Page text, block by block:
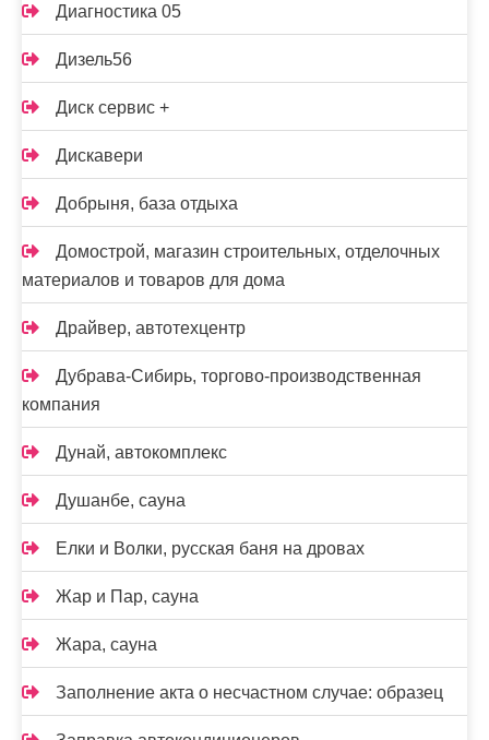
Диагностика 05
Дизель56
Диск сервис +
Дискавери
Добрыня, база отдыха
Домострой, магазин строительных, отделочных
материалов и товаров для дома
Драйвер, автотехцентр
Дубрава-Сибирь, торгово-производственная
компания
Дунай, автокомплекс
Душанбе, сауна
Елки и Волки, русская баня на дровах
Жар и Пар, сауна
Жара, сауна
Заполнение акта о несчастном случае: образец